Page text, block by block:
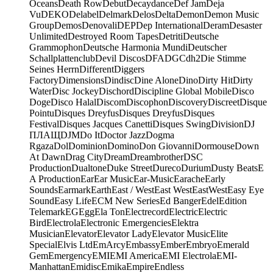
OceansDeath RowDebutDecaydanceDef JamDeja
VuDEKODelabelDelmarkDelosDeltaDemonDemon Music
GroupDemosDenovaliDEPDep InternationalDeramDesaster
UnlimitedDestroyed Room TapesDetritiDeutsche
GrammophonDeutsche Harmonia MundiDeutscher
SchallplattenclubDevil DiscosDFADGCdh2Die Stimme
Seines HerrnDifferentDiggers
FactoryDimensionsDindiscDine AloneDinoDirty HitDirty
WaterDisc JockeyDischordDiscipline Global MobileDisco
DogeDisco HalalDiscomDiscophonDiscoveryDiscreetDisque
PointuDisques DreyfusDisques DreyfusDisques
FestivalDisques Jacques CanettiDisques SwingDivisionDJ
ПЛАЩDJMDo ItDoctor JazzDogma
RgazaDolDominionDominoDon GiovanniDormouseDown
At DawnDrag CityDreamDreambrotherDSC
ProductionDualtoneDuke StreetDurecoDuriumDusty BeatsE
A ProductionEarEar MusicEar-MusicEaracheEarly
SoundsEarmarkEarthEast / WestEast WestEastWestEasy Eye
SoundEasy LifeECM New SeriesEd BangerEdelEdition
TelemarkEGEggEla TonElectrecordElectricElectric
BirdElectrolaElectronic EmergenciesElektra
MusicianElevatorElevator LadyElevator MusicElite
SpecialElvis LtdEmArcyEmbassyEmberEmbryoEmerald
GemEmergencyEMIEMI AmericaEMI ElectrolaEMI-
ManhattanEmidiscEmikaEmpireEndless